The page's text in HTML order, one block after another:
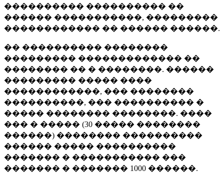
���������� ���������� ��
������ �����������, ���������
������������ �� ������ ������.
�� ���������� ��������
��������� ������������� ��
�������� �� � ��������. ������
��������� ����� ����
������������, ��� ��������
����������, ��� ���������� �
����� �������� ��������. ����
��� � ����� (30 ����� ��������
������) �������� ����������
������ ����� ����������
������� � ����������� ���
������� � ������� 1000 ������.